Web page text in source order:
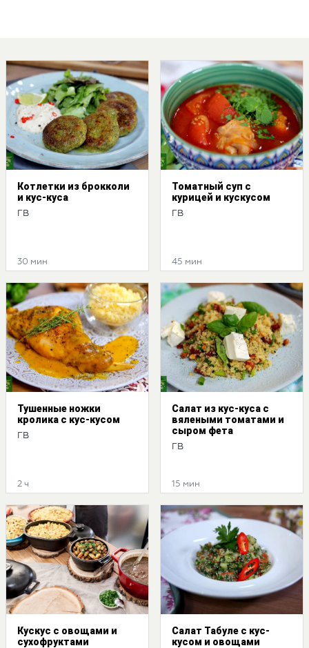
Котлетки из брокколи
и кус-куса
ГВ
30 мин
Томатный суп с
курицей и кускусом
ГВ
45 мин
Тушенные ножки
кролика с кус-кусом
ГВ
2 ч
Салат из кус-куса с
вялеными томатами и
сыром фета
ГВ
15 мин
Кускус с овощами и
сухофруктами
Салат Табуле с кус-
кусом и овощами